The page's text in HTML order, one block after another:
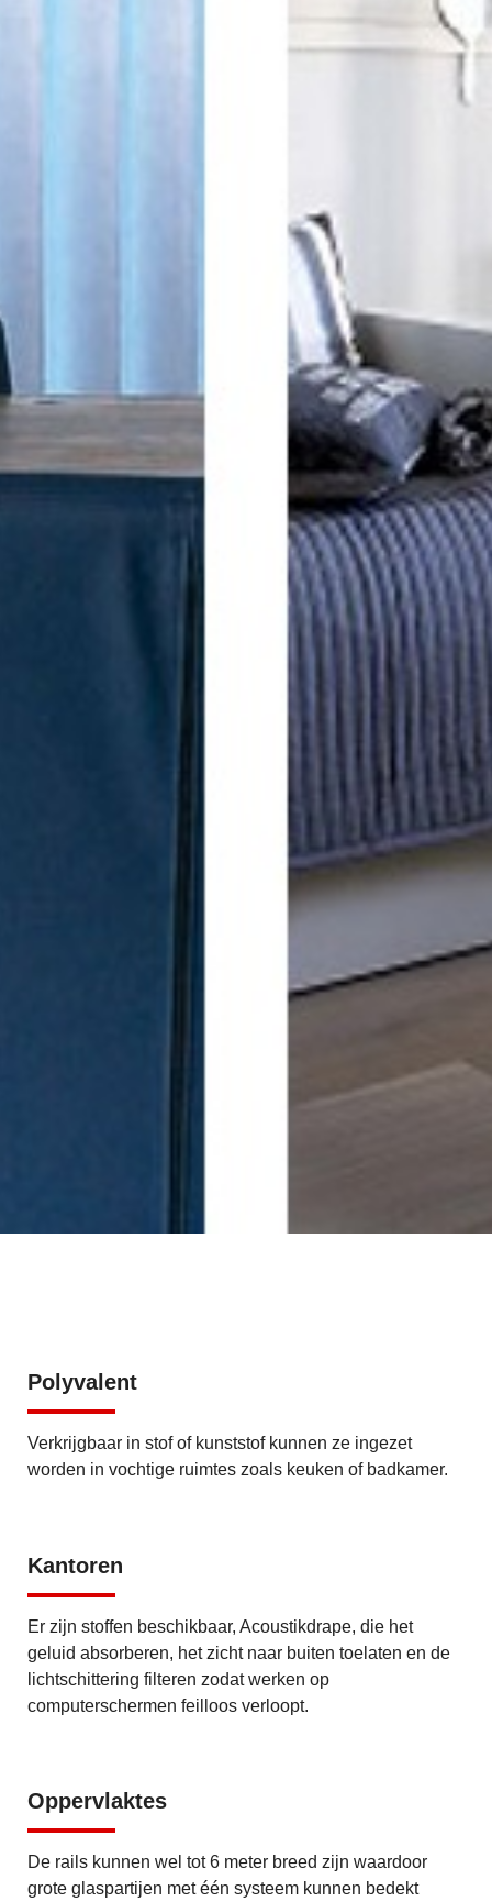
Polyvalent
Verkrijgbaar in stof of kunststof kunnen ze ingezet
worden in vochtige ruimtes zoals keuken of badkamer.
Kantoren
Er zijn stoffen beschikbaar, Acoustikdrape, die het
geluid absorberen, het zicht naar buiten toelaten en de
lichtschittering filteren zodat werken op
computerschermen feilloos verloopt.
Oppervlaktes
De rails kunnen wel tot 6 meter breed zijn waardoor
grote glaspartijen met één systeem kunnen bedekt